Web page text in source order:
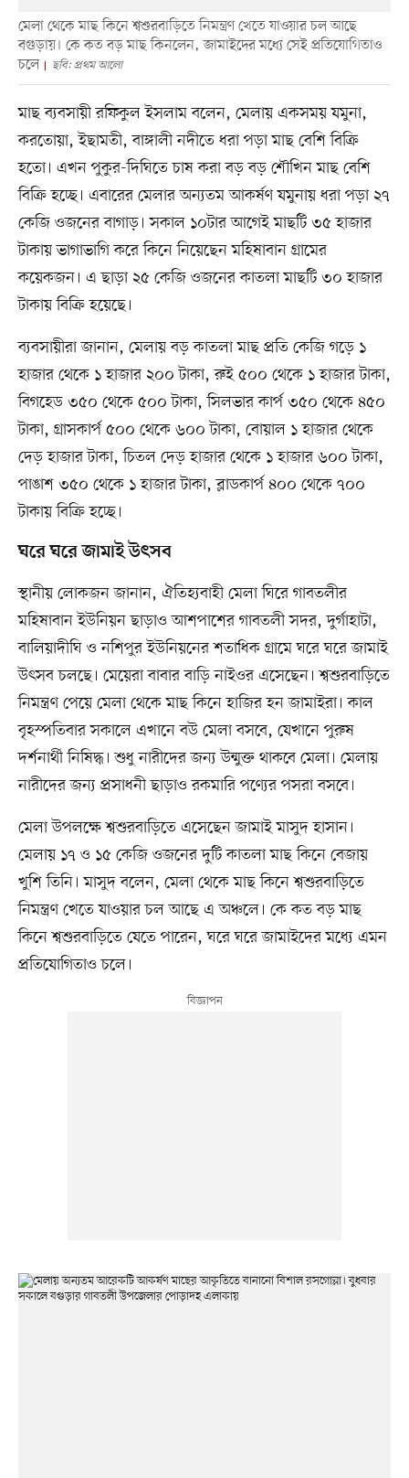
মেলা থেকে মাছ কিনে শ্বশুরবাড়িতে নিমন্ত্রণ খেতে যাওয়ার চল আছে
বগুড়ায়। কে কত বড় মাছ কিনলেন, জামাইদের মধ্যে সেই প্রতিযোগিতাও
চলে
ছবি: প্রথম আলো
মাছ ব্যবসায়ী রফিকুল ইসলাম বলেন, মেলায় একসময় যমুনা,
করতোয়া, ইছামতী, বাঙ্গালী নদীতে ধরা পড়া মাছ বেশি বিক্রি
হতো। এখন পুকুর-দিঘিতে চাষ করা বড় বড় শৌখিন মাছ বেশি
বিক্রি হচ্ছে। এবারের মেলার অন্যতম আকর্ষণ যমুনায় ধরা পড়া ২৭
কেজি ওজনের বাগাড়। সকাল ১০টার আগেই মাছটি ৩৫ হাজার
টাকায় ভাগাভাগি করে কিনে নিয়েছেন মহিষাবান গ্রামের
কয়েকজন। এ ছাড়া ২৫ কেজি ওজনের কাতলা মাছটি ৩০ হাজার
টাকায় বিক্রি হয়েছে।
ব্যবসায়ীরা জানান, মেলায় বড় কাতলা মাছ প্রতি কেজি গড়ে ১
হাজার থেকে ১ হাজার ২০০ টাকা, রুই ৫০০ থেকে ১ হাজার টাকা,
বিগহেড ৩৫০ থেকে ৫০০ টাকা, সিলভার কার্প ৩৫০ থেকে ৪৫০
টাকা, গ্রাসকার্প ৫০০ থেকে ৬০০ টাকা, বোয়াল ১ হাজার থেকে
দেড় হাজার টাকা, চিতল দেড় হাজার থেকে ১ হাজার ৬০০ টাকা,
পাঙাশ ৩৫০ থেকে ১ হাজার টাকা, ব্লাডকার্প ৪০০ থেকে ৭০০
টাকায় বিক্রি হচ্ছে।
ঘরে ঘরে জামাই উৎসব
স্থানীয় লোকজন জানান, ঐতিহ্যবাহী মেলা ঘিরে গাবতলীর
মহিষাবান ইউনিয়ন ছাড়াও আশপাশের গাবতলী সদর, দুর্গাহাটা,
বালিয়াদীঘি ও নশিপুর ইউনিয়নের শতাধিক গ্রামে ঘরে ঘরে জামাই
উৎসব চলছে। মেয়েরা বাবার বাড়ি নাইওর এসেছেন। শ্বশুরবাড়িতে
নিমন্ত্রণ পেয়ে মেলা থেকে মাছ কিনে হাজির হন জামাইরা। কাল
বৃহস্পতিবার সকালে এখানে বউ মেলা বসবে, যেখানে পুরুষ
দর্শনার্থী নিষিদ্ধ। শুধু নারীদের জন্য উন্মুক্ত থাকবে মেলা। মেলায়
নারীদের জন্য প্রসাধনী ছাড়াও রকমারি পণ্যের পসরা বসবে।
মেলা উপলক্ষে শ্বশুরবাড়িতে এসেছেন জামাই মাসুদ হাসান।
মেলায় ১৭ ও ১৫ কেজি ওজনের দুটি কাতলা মাছ কিনে বেজায়
খুশি তিনি। মাসুদ বলেন, মেলা থেকে মাছ কিনে শ্বশুরবাড়িতে
নিমন্ত্রণ খেতে যাওয়ার চল আছে এ অঞ্চলে। কে কত বড় মাছ
কিনে শ্বশুরবাড়িতে যেতে পারেন, ঘরে ঘরে জামাইদের মধ্যে এমন
প্রতিযোগিতাও চলে।